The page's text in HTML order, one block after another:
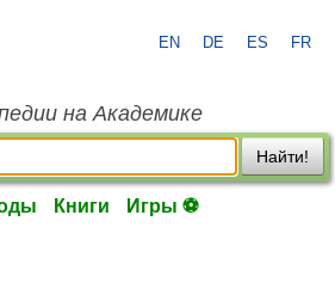
EN DE ES FR
на Академике
Найти!
Книги Игры ⚽